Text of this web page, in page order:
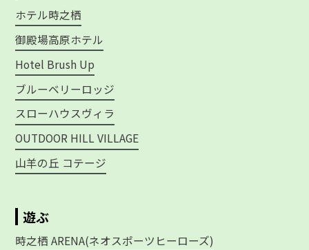
ホテル時之栖
御殿場高原ホテル
Hotel Brush Up
ブルーベリーロッジ
スローハウスヴィラ
OUTDOOR HILL VILLAGE
山羊の丘 コテージ
遊ぶ
時之栖 ARENA(ネオスポーツヒーローズ)